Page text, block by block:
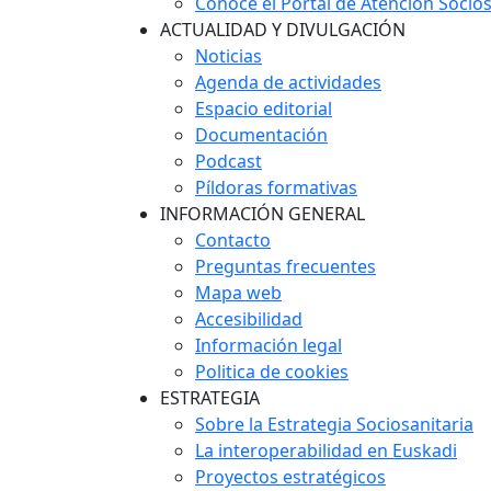
ACTUALIDAD Y DIVULGACIÓN
Noticias
Agenda de actividades
Espacio editorial
Documentación
Podcast
Píldoras formativas
INFORMACIÓN GENERAL
Contacto
Preguntas frecuentes
Mapa web
Accesibilidad
Información legal
Politica de cookies
ESTRATEGIA
Sobre la Estrategia Sociosanitaria
La interoperabilidad en Euskadi
Proyectos estratégicos